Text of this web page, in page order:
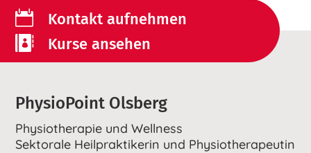
 Kontakt aufnehmen
 Kurse ansehen
PhysioPoint Olsberg
Physiotherapie und Wellness
Sektorale Heilpraktikerin und Physiotherapeutin